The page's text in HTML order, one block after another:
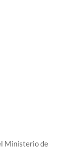
Ministerio de